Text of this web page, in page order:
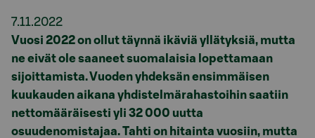
7.11.2022
Vuosi 2022 on ollut täynnä ikäviä yllätyksiä, mutta
ne eivät ole saaneet suomalaisia lopettamaan
sijoittamista. Vuoden yhdeksän ensimmäisen
kuukauden aikana yhdistelmärahastoihin saatiin
nettomääräisesti yli 32 000 uutta
osuudenomistajaa. Tahti on hitainta vuosiin, mutta